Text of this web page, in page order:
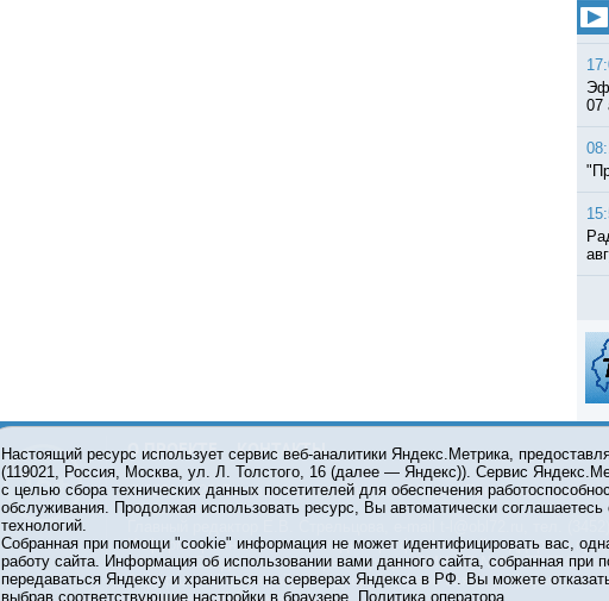
07
О ПРОЕКТЕ КОНТАКТЫ
© 2001-2026 Сетевое издание Тюмень Медиа. При
обязательна.
Информационная лента выходит при финансовой поддержке
области. Свидетельство о регистрации СМИ ЭЛ №ФС 77-67413
Федеральной службой по надзору в сфере связи,
Настоящий ресурс использует сервис веб-аналитики Яндекс.Метрика,
(119021, Россия, Москва, ул. Л. Толстого, 16 (далее — Яндекс)). Сервис
с целью сбора технических данных посетителей для обеспечения
обслуживания. Продолжая использовать ресурс, Вы автоматически
технологий.
Собранная при помощи "cookie" информация не может идентифицировать вас,
работу сайта. Информация об использовании вами данного сайта, собранная при
передаваться Яндексу и храниться на серверах Яндекса в РФ. Вы можете
выбрав соответствующие настройки в браузере.
Политика оператора